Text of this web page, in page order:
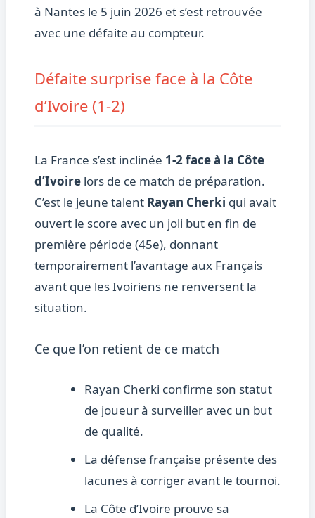
à Nantes le 5 juin 2026 et s’est retrouvée
avec une défaite au compteur.
Défaite surprise face à la Côte
d’Ivoire (1-2)
La France s’est inclinée 1-2 face à la Côte
d’Ivoirelors de ce match de préparation.
C’est le jeune talent Rayan Cherki qui avait
ouvert le score avec un joli but en fin de
première période (45e), donnant
temporairement l’avantage aux Français
avant que les Ivoiriens ne renversent la
situation.
Ce que l’on retient de ce match
Rayan Cherki confirme son statut
de joueur à surveiller avec un but
de qualité.
La défense française présente des
lacunes à corriger avant le tournoi.
La Côte d’Ivoire prouve sa